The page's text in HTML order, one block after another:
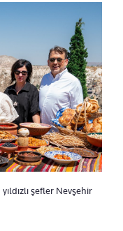
şefler Nevşehir